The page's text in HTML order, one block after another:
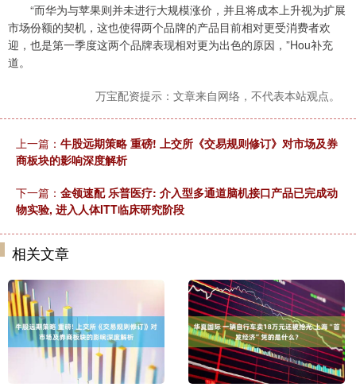
“而华为与苹果则并未进行大规模涨价，并且将成本上升视为扩展
市场份额的契机，这也使得两个品牌的产品目前相对更受消费者欢
迎，也是第一季度这两个品牌表现相对更为出色的原因，”Hou补充
道。
万宝配资提示：文章来自网络，不代表本站观点。
上一篇： 牛股远期策略 重磅! 上交所《交易规则修订》对市场及券
商板块的影响深度解析
下一篇： 金领速配 乐普医疗: 介入型多通道脑机接口产品已完成动
物实验, 进入人体ITT临床研究阶段
相关文章